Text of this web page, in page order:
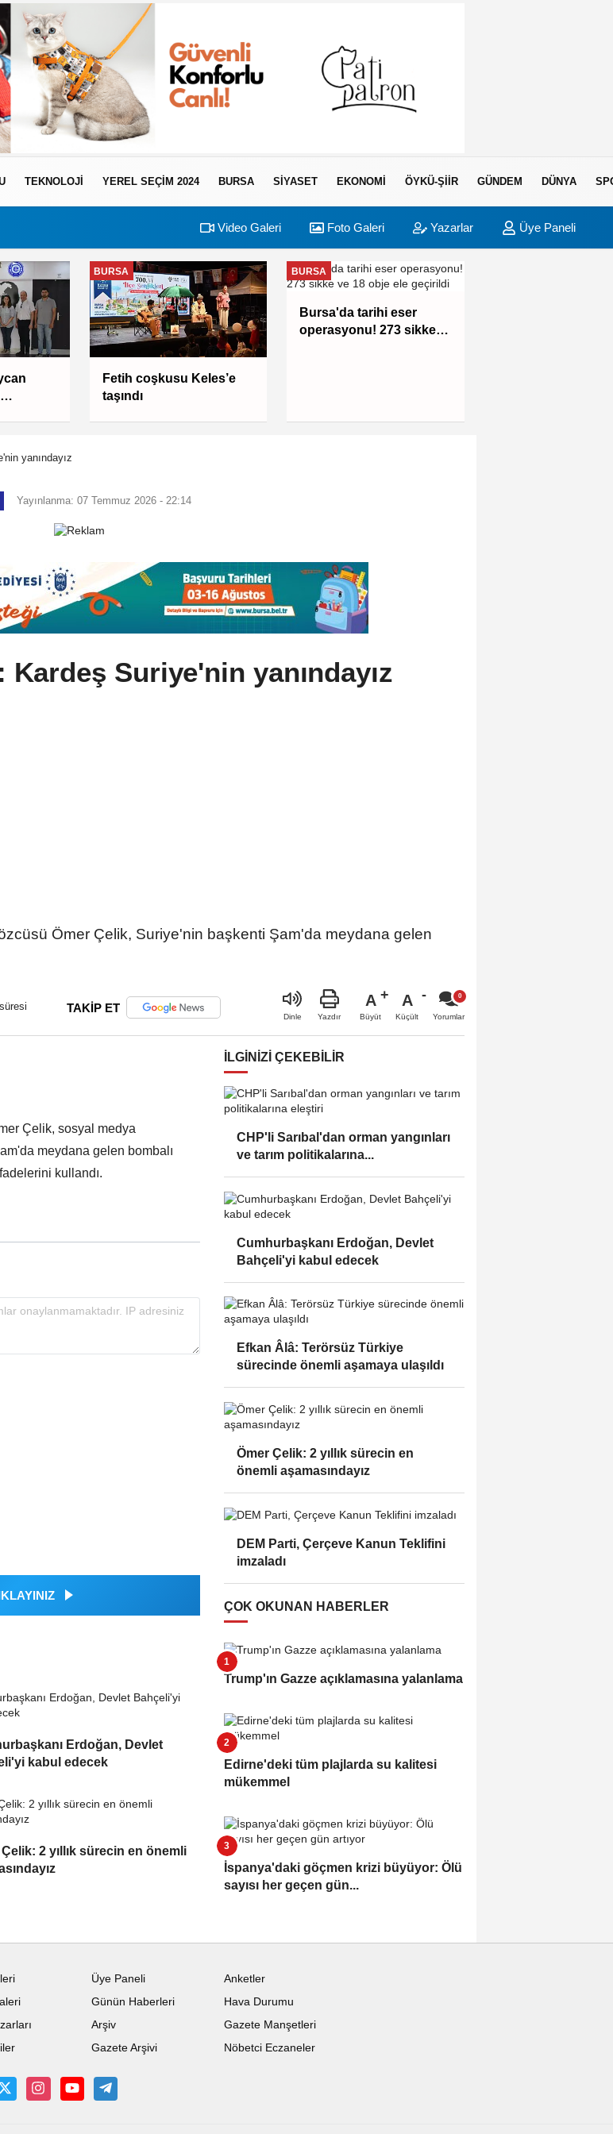
TEKNOLOJI YEREL SEÇİM 2024 BURSA SIYASET EKONOMI ÖYKÜ-ŞIIR GÜNDEM DÜNYA
Video Galeri Foto Galeri Yazarlar Üye Paneli
BURSA
Fetih coşkusu Keles’e
taşındı
BURSA
Bursa'da tarihi eser
operasyonu! 273 sikke
yanındayız
Yayınlanma: 07 Temmuz 2026 - 22:14
Suriye'nin yanındayız
Ömer Çelik, Suriye'nin başkenti Şam'da meydana gelen
TAKİP ET
Dinle Yazdır
A
Büyüt
A
Küçült Yorumlar
Çelik, sosyal medya
meydana gelen bombalı
kullandı.
Erdoğan, Devlet
kabul edecek
2 yıllık sürecin en önemli
İLGINIZI ÇEKEBILIR
CHP'li Sarıbal'dan orman yangınları
ve tarım politikalarına...
Cumhurbaşkanı Erdoğan, Devlet
Bahçeli'yi kabul edecek
Efkan Âlâ: Terörsüz Türkiye
sürecinde önemli aşamaya ulaşıldı
Ömer Çelik: 2 yıllık sürecin en
önemli aşamasındayız
DEM Parti, Çerçeve Kanun Teklifini
imzaladı
ÇOK OKUNAN HABERLER
Trump'ın Gazze açıklamasına yalanlama
Edirne'deki tüm plajlarda su kalitesi
mükemmel
İspanya'daki göçmen krizi büyüyor: Ölü
sayısı her geçen gün...
Üye Paneli
Günün Haberleri
Arşiv
Gazete Arşivi
Anketler
Hava Durumu
Gazete Manşetleri
Nöbetci Eczaneler